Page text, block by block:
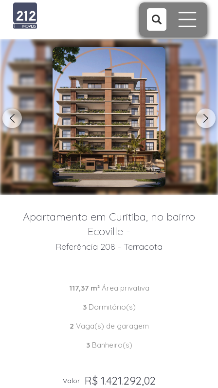
Apartamento em Curitiba, no bairro
Ecoville -
Referência 208 - Terracota
117,37 m²Área privativa
3Dormitório(s)
2 Vaga(s) de garagem
3Banheiro(s)
Valor R$ 1.421.292,02